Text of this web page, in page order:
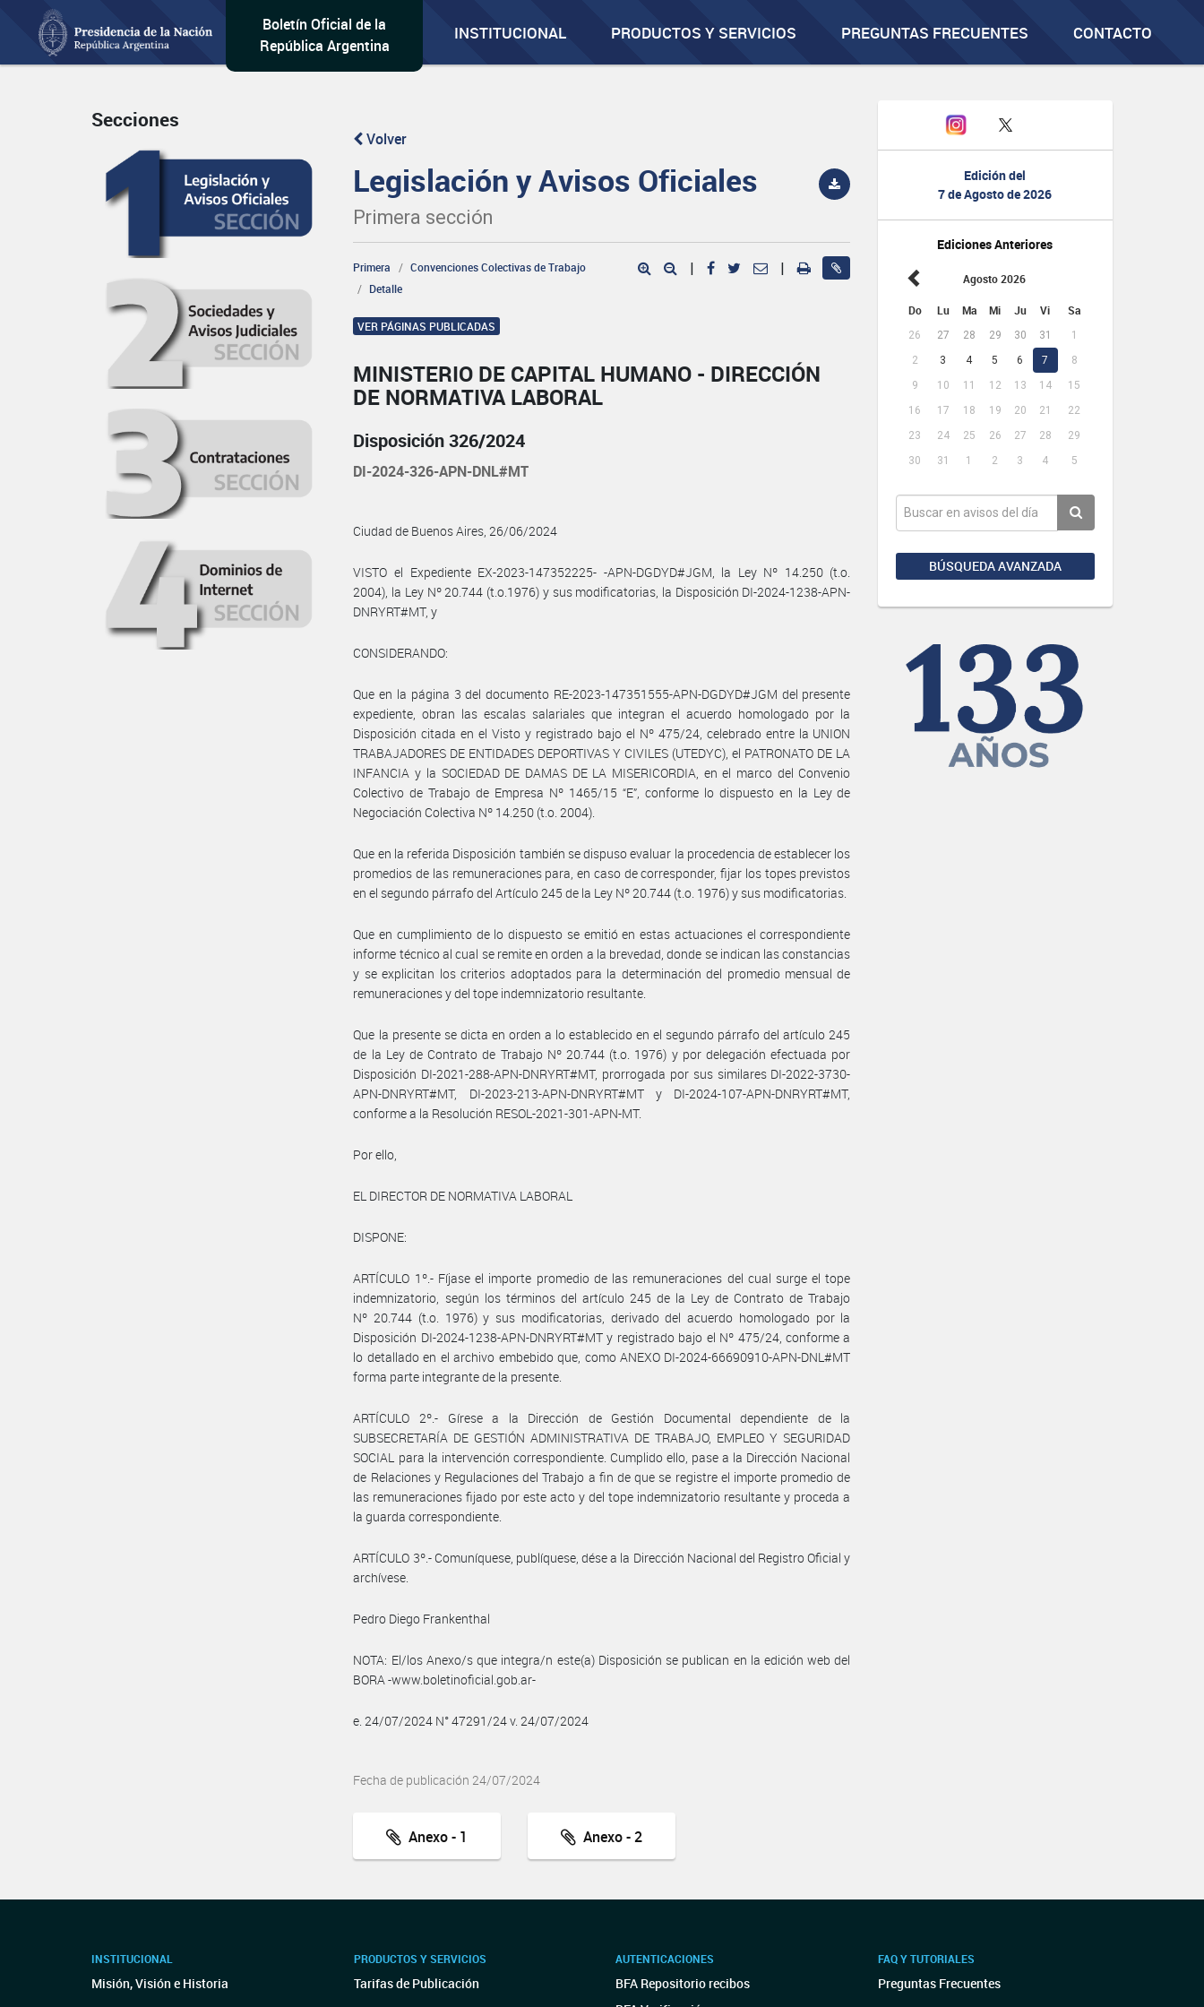
Boletín Oficial de la
República Argentina
INSTITUCIONAL PRODUCTOS Y SERVICIOS PREGUNTAS FRECUENTES CONTACTO
Edición del
7 de Agosto de 2026
Ediciones Anteriores
Agosto 2026
Do Lu Ma Mi Ju Vi Sa
26 27 28 29 30 31
1
2
3 4 5 6 7
8
9
10 11 12 13 14
15
16
17 18 19 20 21
22
23
24 25 26 27 28
29
30
31 1 2 3 4 5
BÚSQUEDA AVANZADA
Secciones
Volver
Legislación y Avisos Oficiales
Primera sección
Primera
Convenciones Colectivas de Trabajo
Detalle
| |
VER PÁGINAS PUBLICADAS
MINISTERIO DE CAPITAL HUMANO - DIRECCIÓN
DE NORMATIVA LABORAL
Disposición 326/2024
DI-2024-326-APN-DNL#MT
Ciudad de Buenos Aires, 26/06/2024
VISTO el Expediente EX-2023-147352225- -APN-DGDYD#JGM, la Ley Nº 14.250 (t.o.
2004), la Ley Nº 20.744 (t.o.1976) y sus modificatorias, la Disposición DI-2024-1238-APN-
DNRYRT#MT, y
CONSIDERANDO:
Que en la página 3 del documento RE-2023-147351555-APN-DGDYD#JGM del presente
expediente, obran las escalas salariales que integran el acuerdo homologado por la
Disposición citada en el Visto y registrado bajo el Nº 475/24, celebrado entre la UNION
TRABAJADORES DE ENTIDADES DEPORTIVAS Y CIVILES (UTEDYC), el PATRONATO DE LA
INFANCIA y la SOCIEDAD DE DAMAS DE LA MISERICORDIA, en el marco del Convenio
Colectivo de Trabajo de Empresa Nº 1465/15 “E”, conforme lo dispuesto en la Ley de
Negociación Colectiva Nº 14.250 (t.o. 2004).
Que en la referida Disposición también se dispuso evaluar la procedencia de establecer los
promedios de las remuneraciones para, en caso de corresponder, fijar los topes previstos
en el segundo párrafo del Artículo 245 de la Ley Nº 20.744 (t.o. 1976) y sus modificatorias.
Que en cumplimiento de lo dispuesto se emitió en estas actuaciones el correspondiente
informe técnico al cual se remite en orden a la brevedad, donde se indican las constancias
y se explicitan los criterios adoptados para la determinación del promedio mensual de
remuneraciones y del tope indemnizatorio resultante.
Que la presente se dicta en orden a lo establecido en el segundo párrafo del artículo 245
de la Ley de Contrato de Trabajo Nº 20.744 (t.o. 1976) y por delegación efectuada por
Disposición DI-2021-288-APN-DNRYRT#MT, prorrogada por sus similares DI-2022-3730-
APN-DNRYRT#MT, DI-2023-213-APN-DNRYRT#MT y DI-2024-107-APN-DNRYRT#MT,
conforme a la Resolución RESOL-2021-301-APN-MT.
Por ello,
EL DIRECTOR DE NORMATIVA LABORAL
DISPONE:
ARTÍCULO 1º.- Fíjase el importe promedio de las remuneraciones del cual surge el tope
indemnizatorio, según los términos del artículo 245 de la Ley de Contrato de Trabajo
Nº 20.744 (t.o. 1976) y sus modificatorias, derivado del acuerdo homologado por la
Disposición DI-2024-1238-APN-DNRYRT#MT y registrado bajo el Nº 475/24, conforme a
lo detallado en el archivo embebido que, como ANEXO DI-2024-66690910-APN-DNL#MT
forma parte integrante de la presente.
ARTÍCULO 2º.- Gírese a la Dirección de Gestión Documental dependiente de la
SUBSECRETARÍA DE GESTIÓN ADMINISTRATIVA DE TRABAJO, EMPLEO Y SEGURIDAD
SOCIAL para la intervención correspondiente. Cumplido ello, pase a la Dirección Nacional
de Relaciones y Regulaciones del Trabajo a fin de que se registre el importe promedio de
las remuneraciones fijado por este acto y del tope indemnizatorio resultante y proceda a
la guarda correspondiente.
ARTÍCULO 3º.- Comuníquese, publíquese, dése a la Dirección Nacional del Registro Oficial y
archívese.
Pedro Diego Frankenthal
NOTA: El/los Anexo/s que integra/n este(a) Disposición se publican en la edición web del
BORA -www.boletinoficial.gob.ar-
e. 24/07/2024 N° 47291/24 v. 24/07/2024
Fecha de publicación 24/07/2024
Anexo - 1 Anexo - 2
INSTITUCIONAL
Misión, Visión e Historia
PRODUCTOS Y SERVICIOS
Tarifas de Publicación
AUTENTICACIONES
BFA Repositorio recibos
FAQ Y TUTORIALES
Preguntas Frecuentes